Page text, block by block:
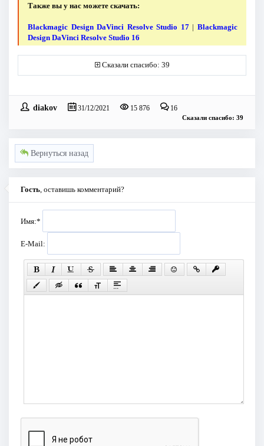
Также вы у нас можете скачать:
Blackmagic Design DaVinci Resolve Studio 17| Blackmagic
Design DaVinci Resolve Studio 16
Сказали спасибо: 39
diakov 31/12/2021 15 876 16
Сказали спасибо: 39
Вернуться назад
Гость , оставишь комментарий?
Имя:*
E-Mail: